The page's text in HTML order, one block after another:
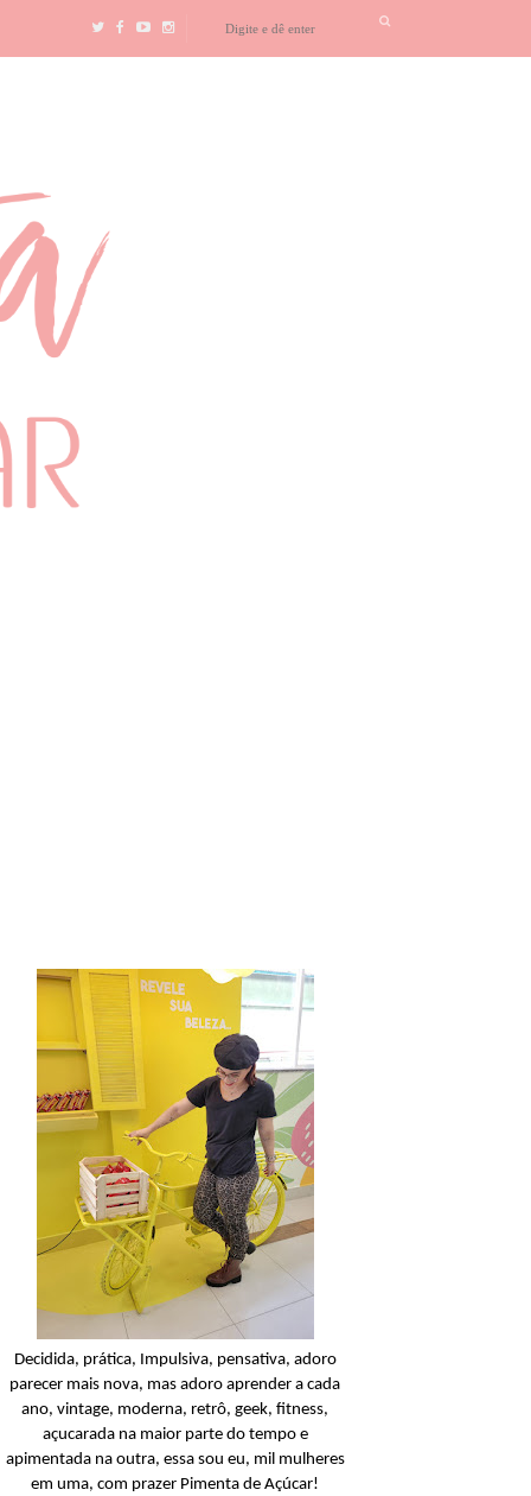
Condicionador
Açucarando: Shampoo
Condicionador Novex
Decidida, prática, Impulsiva, pensativa, adoro
parecer mais nova, mas adoro aprender a cada
ano, vintage, moderna, retrô, geek, fitness,
açucarada na maior parte do tempo e
apimentada na outra, essa sou eu, mil mulheres
em uma, com prazer Pimenta de Açúcar!